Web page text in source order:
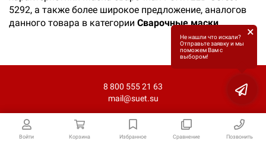
Войти Корзина Избранное Сравнение Позвонить
5292, а также более широкое предложение, аналогов
данного товара в категории Сварочные маски.
8 800 555 21 63
mail@suet.su
Не нашли что искали?
Отправьте заявку и мы
поможем Вам с
выбором!
×